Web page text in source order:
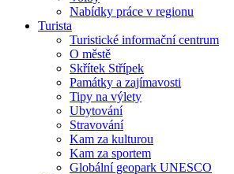
Nabídky práce v regionu
Turista
Turistické informační centrum
O městě
Skřítek Střípek
Památky a zajímavosti
Tipy na výlety
Ubytování
Stravování
Kam za kulturou
Kam za sportem
Globální geopark UNESCO